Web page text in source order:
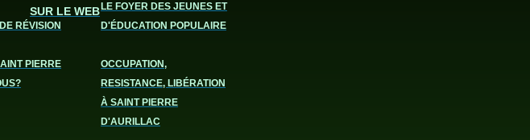
RÉVISION
PIERRE
LE FOYER DES JEUNES ET
D'ÉDUCATION POPULAIRE
OCCUPATION,
RESISTANCE, LIBÉRATION
À SAINT PIERRE
D'AURILLAC
SUR LE WEB